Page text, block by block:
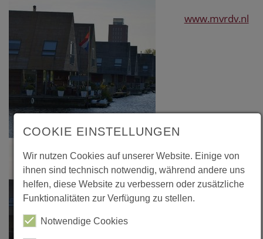
www.mvrdv.nl
COOKIE EINSTELLUNGEN
Wir nutzen Cookies auf unserer Website. Einige von
ihnen sind technisch notwendig, während andere uns
helfen, diese Website zu verbessern oder zusätzliche
Funktionalitäten zur Verfügung zu stellen.
Notwendige Cookies